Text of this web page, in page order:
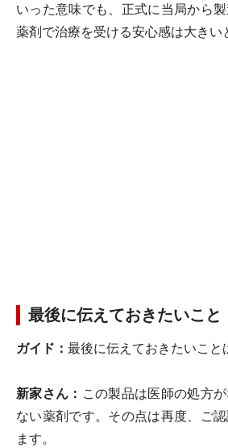
いった意味でも、正式に当局から
薬剤で治療を受ける安心感は大きい
最後に伝えておきたいこと
ガイド： 最後に伝えておきたいこと
新家さん： この製品は医師の処方
ない薬剤です。その点は再度、ご
ます。